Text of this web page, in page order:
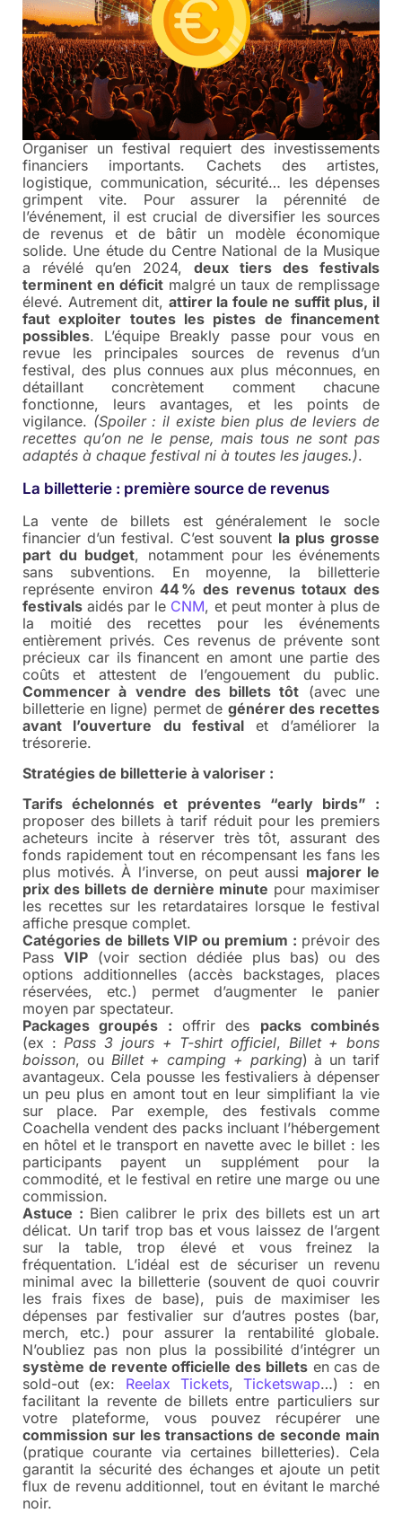
Organiser un festival requiert des investissements
financiers importants. Cachets des artistes,
logistique, communication, sécurité… les dépenses
grimpent vite. Pour assurer la pérennité de
l’événement, il est crucial de diversifier les sources
de revenus et de bâtir un modèle économique
solide. Une étude du Centre National de la Musique
a révélé qu’en 2024, deux tiers des festivals
terminent en déficitmalgré un taux de remplissage
élevé. Autrement dit, attirer la foule ne suffit plus, il
faut exploiter toutes les pistes de financement
possibles. L’équipe Breakly passe pour vous en
revue les principales sources de revenus d’un
festival, des plus connues aux plus méconnues, en
détaillant concrètement comment chacune
fonctionne, leurs avantages, et les points de
vigilance. (Spoiler : il existe bien plus de leviers de
recettes qu’on ne le pense, mais tous ne sont pas
adaptés à chaque festival ni à toutes les jauges.).
La billetterie : première source de revenus
La vente de billets est généralement le socle
financier d’un festival. C’est souvent la plus grosse
part du budget, notamment pour les événements
sans subventions. En moyenne, la billetterie
représente environ44 % des revenus totaux des
festivals aidés par le CNM, et peut monter à plus de
la moitié des recettes pour les événements
entièrement privés. Ces revenus de prévente sont
précieux car ils financent en amont une partie des
coûts et attestent de l’engouement du public.
Commencer à vendre des billets tôt (avec une
billetterie en ligne) permet de générer des recettes
avant l’ouverture du festival et d’améliorer la
trésorerie.
Stratégies de billetterie à valoriser :
Tarifs échelonnés et préventes “early birds” :
proposer des billets à tarif réduit pour les premiers
acheteurs incite à réserver très tôt, assurant des
fonds rapidement tout en récompensant les fans les
plus motivés. À l’inverse, on peut aussi majorer le
prix des billets de dernière minute pour maximiser
les recettes sur les retardataires lorsque le festival
affiche presque complet.
Catégories de billets VIP ou premium : prévoir des
Pass VIP(voir section dédiée plus bas) ou des
options additionnelles (accès backstages, places
réservées, etc.) permet d’augmenter le panier
moyen par spectateur.
Packages groupés : offrir des packs combinés
(ex : Pass 3 jours + T-shirt officiel, Billet + bons
boisson, ou Billet + camping + parking) à un tarif
avantageux. Cela pousse les festivaliers à dépenser
un peu plus en amont tout en leur simplifiant la vie
sur place. Par exemple, des festivals comme
Coachella vendent des packs incluant l’hébergement
en hôtel et le transport en navette avec le billet : les
participants payent un supplément pour la
commodité, et le festival en retire une marge ou une
commission.
Astuce : Bien calibrer le prix des billets est un art
délicat. Un tarif trop bas et vous laissez de l’argent
sur la table, trop élevé et vous freinez la
fréquentation. L’idéal est de sécuriser un revenu
minimal avec la billetterie (souvent de quoi couvrir
les frais fixes de base), puis de maximiser les
dépenses par festivalier sur d’autres postes (bar,
merch, etc.) pour assurer la rentabilité globale.
N’oubliez pas non plus la possibilité d’intégrer un
système de revente officielle des billetsen cas de
sold-out (ex: Reelax Tickets,Ticketswap…) : en
facilitant la revente de billets entre particuliers sur
votre plateforme, vous pouvez récupérer une
commission sur les transactions de seconde main
(pratique courante via certaines billetteries). Cela
garantit la sécurité des échanges et ajoute un petit
flux de revenu additionnel, tout en évitant le marché
noir.